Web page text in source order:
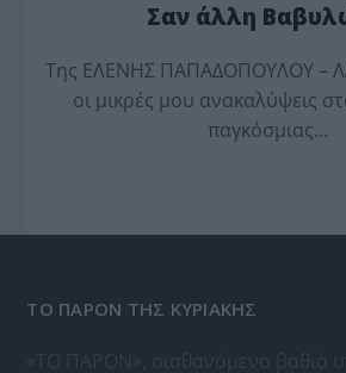
Σαν άλλη
Της ΕΛΕΝΗΣ ΠΑΠΑΔΟΠΟΥΛΟΥ –
οι μικρές μου ανακαλύψεις
παγκόσμιας…
ΤΟ ΠΑΡΟΝ ΤΗΣ ΚΥΡΙΑΚΗΣ